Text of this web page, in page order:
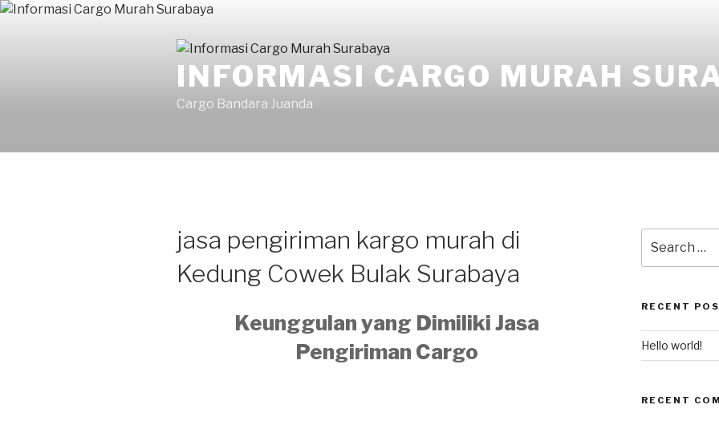
Skip
INFORMASI CARGO MURAH
Cargo Bandara Juanda
jasa pengiriman kargo murah di
Kedung Cowek Bulak Surabaya
Keunggulan yang Dimiliki Jasa
Pengiriman Cargo
for:
RECENT
Hello world!
RECENT